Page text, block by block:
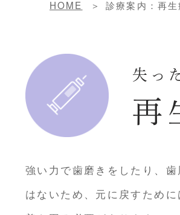
HOME 診療案内：再生
失っ
再
強い力で歯磨きをしたり、
はないため、元に戻すため